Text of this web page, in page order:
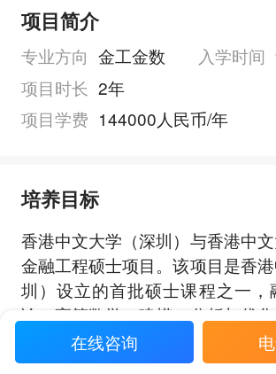
项目简介
专业方向 金工金数 入学时间
项目时长 2年
项目学费 144000人民币/年
培养目标
香港中文大学（深圳）与香港中
金融工程硕士项目。该项目是香
圳）设立的首批硕士课程之一，
论、高等数学、建模、分析与优
其实现，产品开发等方面的知识和
投身于证券，银行，金融管理，
在线咨询